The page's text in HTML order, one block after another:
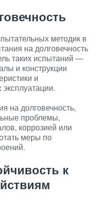
методик в
на долговечность
таких испытаний —
и конструкции
и
на долговечность,
проблемы,
коррозией или
меры по
к